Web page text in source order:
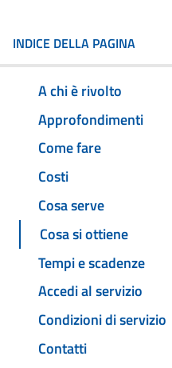
INDICE DELLA PAGINA
A chi è rivolto
Approfondimenti
Come fare
Costi
Cosa serve
Cosa si ottiene
Tempi e scadenze
Accedi al servizio
Condizioni di servizio
Contatti